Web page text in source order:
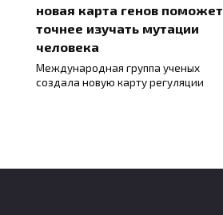
новая карта генов поможет
точнее изучать мутации
человека
Международная группа ученых
создала новую карту регуляции